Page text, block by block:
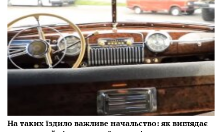
На таких їздило важливе начальство: як виглядає